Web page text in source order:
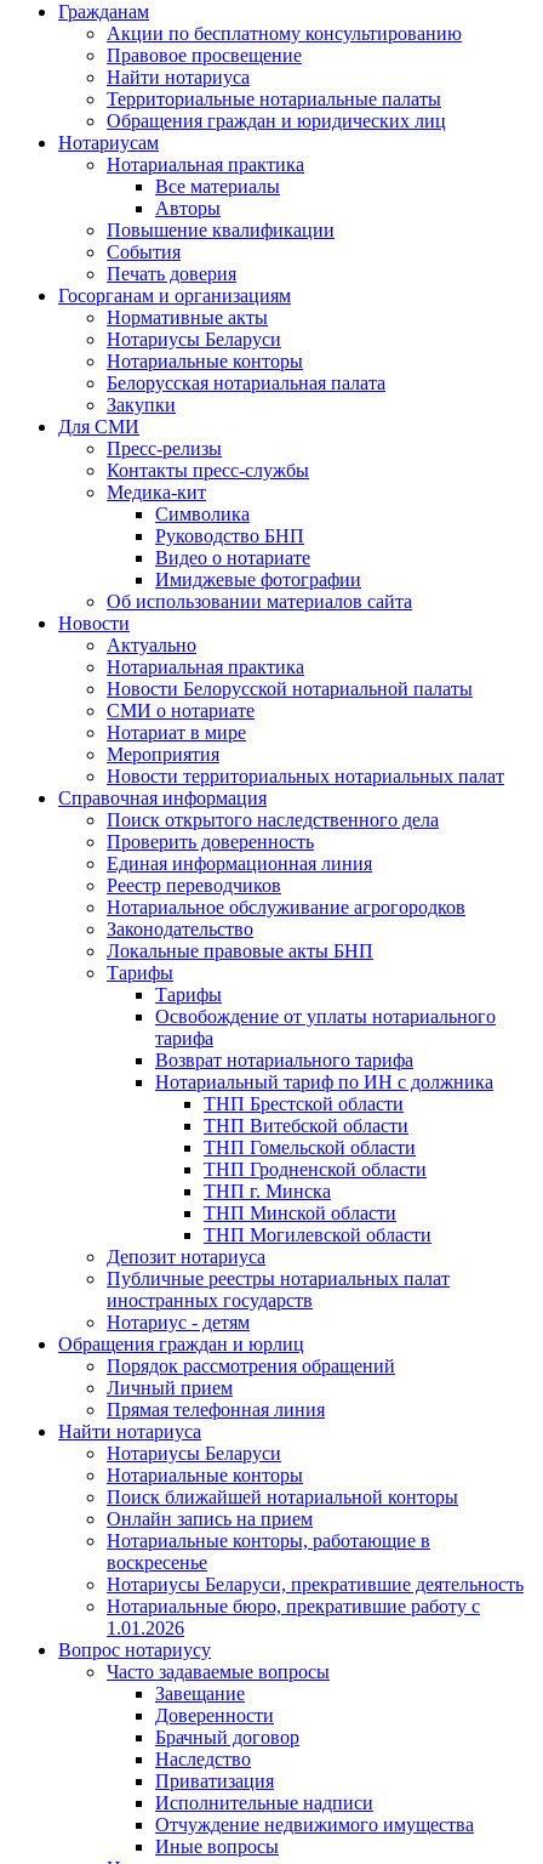
Гражданам
Акции по бесплатному консультированию
Правовое просвещение
Найти нотариуса
Территориальные нотариальные палаты
Обращения граждан и юридических лиц
Нотариусам
Нотариальная практика
Все материалы
Авторы
Повышение квалификации
События
Печать доверия
Госорганам и организациям
Нормативные акты
Нотариусы Беларуси
Нотариальные конторы
Белорусская нотариальная палата
Закупки
Для СМИ
Пресс-релизы
Контакты пресс-службы
Медика-кит
Символика
Руководство БНП
Видео о нотариате
Имиджевые фотографии
Об использовании материалов сайта
Новости
Актуально
Нотариальная практика
Новости Белорусской нотариальной палаты
СМИ о нотариате
Нотариат в мире
Мероприятия
Новости территориальных нотариальных палат
Справочная информация
Поиск открытого наследственного дела
Проверить доверенность
Единая информационная линия
Реестр переводчиков
Нотариальное обслуживание агрогородков
Законодательство
Локальные правовые акты БНП
Тарифы
Тарифы
Освобождение от уплаты нотариального
тарифа
Возврат нотариального тарифа
Нотариальный тариф по ИН с должника
ТНП Брестской области
ТНП Витебской области
ТНП Гомельской области
ТНП Гродненской области
ТНП г. Минска
ТНП Минской области
ТНП Могилевской области
Депозит нотариуса
Публичные реестры нотариальных палат
иностранных государств
Нотариус - детям
Обращения граждан и юрлиц
Порядок рассмотрения обращений
Личный прием
Прямая телефонная линия
Найти нотариуса
Нотариусы Беларуси
Нотариальные конторы
Поиск ближайшей нотариальной конторы
Онлайн запись на прием
Нотариальные конторы, работающие в
воскресенье
Нотариусы Беларуси, прекратившие деятельность
Нотариальные бюро, прекратившие работу с
1.01.2026
Вопрос нотариусу
Часто задаваемые вопросы
Завещание
Доверенности
Брачный договор
Наследство
Приватизация
Исполнительные надписи
Отчуждение недвижимого имущества
Иные вопросы